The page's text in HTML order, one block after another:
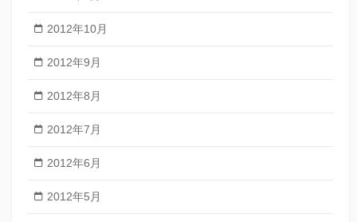
2012年10月
2012年9月
2012年8月
2012年7月
2012年6月
2012年5月